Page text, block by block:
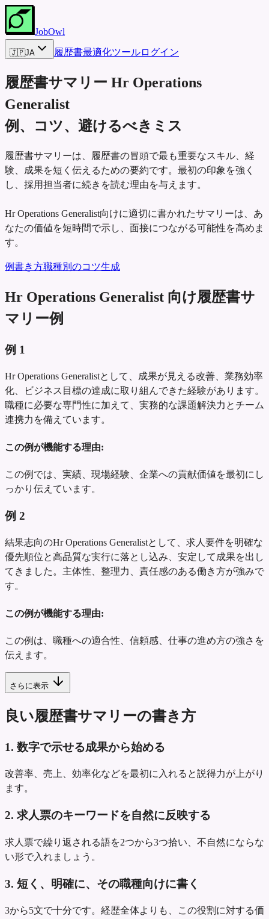
JobOwl
🇯🇵JA 履歴書最適化ツールログイン
履歴書サマリー Hr Operations
Generalist
例、コツ、避けるべきミス
履歴書サマリーは、履歴書の冒頭で最も重要なスキル、経
験、成果を短く伝えるための要約です。最初の印象を強く
し、採用担当者に続きを読む理由を与えます。
Hr Operations Generalist向けに適切に書かれたサマリーは、あ
なたの価値を短時間で示し、面接につながる可能性を高めま
す。
例書き方職種別のコツ生成
Hr Operations Generalist 向け履歴書サ
マリー例
例 1
Hr Operations Generalistとして、成果が見える改善、業務効率
化、ビジネス目標の達成に取り組んできた経験があります。
職種に必要な専門性に加えて、実務的な課題解決力とチーム
連携力を備えています。
この例が機能する理由:
この例では、実績、現場経験、企業への貢献価値を最初にし
っかり伝えています。
例 2
結果志向のHr Operations Generalistとして、求人要件を明確な
優先順位と高品質な実行に落とし込み、安定して成果を出し
てきました。主体性、整理力、責任感のある働き方が強みで
す。
この例が機能する理由:
この例は、職種への適合性、信頼感、仕事の進め方の強さを
伝えます。
さらに表示
良い履歴書サマリーの書き方
1. 数字で示せる成果から始める
改善率、売上、効率化などを最初に入れると説得力が上がり
ます。
2. 求人票のキーワードを自然に反映する
求人票で繰り返される語を2つから3つ拾い、不自然にならな
い形で入れましょう。
3. 短く、明確に、その職種向けに書く
3から5文で十分です。経歴全体よりも、この役割に対する価